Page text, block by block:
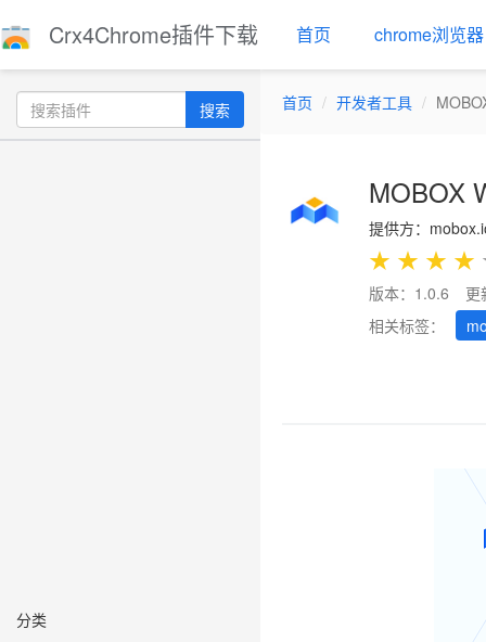
Crx4Chrome插件下载 首页 chrome浏览器
搜索
分类
首页 开发者工具
MOBOX
提供方：
★ ★ ★ ★
版本：1.0.6
更
相关标签：